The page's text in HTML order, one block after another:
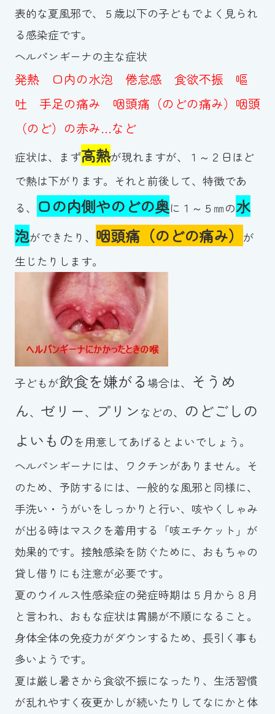
スイミングスクールの
表的な夏風邪で、５歳以下の子どもでよく見られ
る感染症です。
ヘルパンギーナの主な症状
発熱 口内の水泡 倦怠感 食欲不振 嘔
吐 手足の痛み 咽頭痛（のどの痛み）咽頭
（のど）の赤み…など
症状は、まず高熱が現れますが、１～２日ほど
で熱は下がります。それと前後して、特徴であ
る、
口の内側やのどの奥に１～５㎜の水
泡ができたり、 咽頭痛（のどの痛み）
が
生じたりします。
子どもが飲食を嫌がる 場合は、
そうめ
ん、 ゼリー、 プリンなどの、
のどごしの
よいものを用意してあげるとよいでしょう。
ヘルパンギーナには、ワクチンがありません。そ
のため、予防するには、一般的な風邪と同様に、
手洗い・うがいをしっかりと行い、咳やくしゃみ
が出る時はマスクを着用する「咳エチケット」が
効果的です。接触感染を防ぐために、おもちゃの
貸し借りにも注意が必要です。
夏のウイルス性感染症の発症時期は５月から８月
と言われ、おもな症状は胃腸が不順になること。
身体全体の免疫力がダウンするため、長引く事も
多いようです。
夏は厳し暑さから食欲不振になったり、生活習慣
が乱れやすく夜更かしが続いたりしてなにかと体